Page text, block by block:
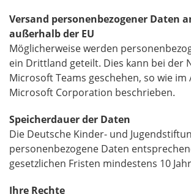
Versand personenbezogener Daten
außerhalb der EU
Möglicherweise werden
ein Drittland geteilt. Dies kann bei der
Microsoft Teams geschehen, so wie im
Microsoft Corporation beschrieben.
Speicherdauer der Daten
Die Deutsche Kinder- und
personenbezogene Daten
gesetzlichen Fristen mindestens 10
Ihre Rechte